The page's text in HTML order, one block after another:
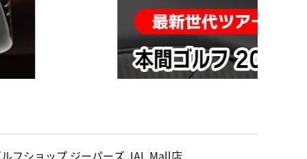
フショップ ジーパーズ JAL Mall店